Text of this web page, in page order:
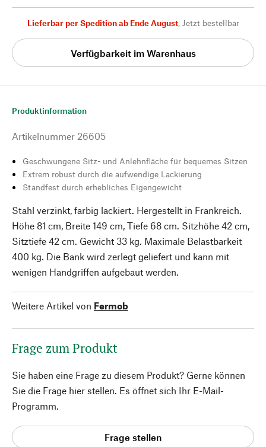
Lieferbar per Spedition ab Ende August, Jetzt bestellbar
Verfügbarkeit im Warenhaus
Produktinformation
Artikelnummer 26605
Geschwungene Sitz- und Anlehnfläche für bequemes Sitzen
Extrem robust durch die aufwendige Lackierung
Standfest durch erhebliches Eigengewicht
Stahl verzinkt, farbig lackiert. Hergestellt in Frankreich.
Höhe 81 cm, Breite 149 cm, Tiefe 68 cm. Sitzhöhe 42 cm,
Sitztiefe 42 cm. Gewicht 33 kg. Maximale Belastbarkeit
400 kg. Die Bank wird zerlegt geliefert und kann mit
wenigen Handgriffen aufgebaut werden.
Weitere Artikel von Fermob
Frage zum Produkt
Sie haben eine Frage zu diesem Produkt? Gerne können
Sie die Frage hier stellen. Es öffnet sich Ihr E-Mail-
Programm.
Frage stellen